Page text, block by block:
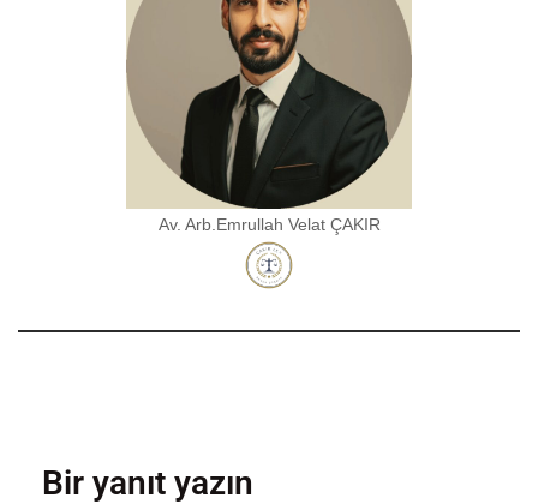
Av. Arb.Emrullah Velat ÇAKIR
Bir yanıt yazın